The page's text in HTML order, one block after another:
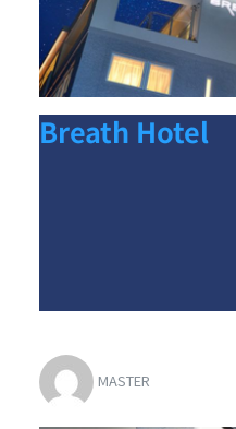
Breath Hotel
MASTER